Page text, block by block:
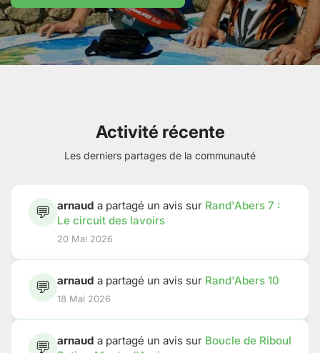
Activité récente
Les derniers partages de la communauté
💬 arnaud a partagé un avis sur Rand'Abers 7 :
Le circuit des lavoirs
20 Mai 2026
💬 arnaud a partagé un avis sur Rand'Abers 10
18 Mai 2026
💬 arnaud a partagé un avis sur Boucle de Riboul